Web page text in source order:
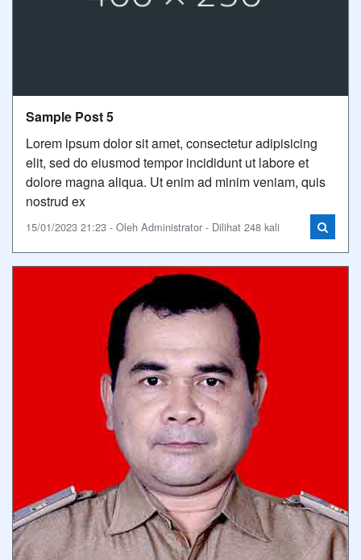
Sample Post 5
Lorem ipsum dolor sit amet, consectetur adipisicing
elit, sed do eiusmod tempor incididunt ut labore et
dolore magna aliqua. Ut enim ad minim veniam, quis
nostrud ex
15/01/2023 21:23 - Oleh Administrator - Dilihat 248 kali